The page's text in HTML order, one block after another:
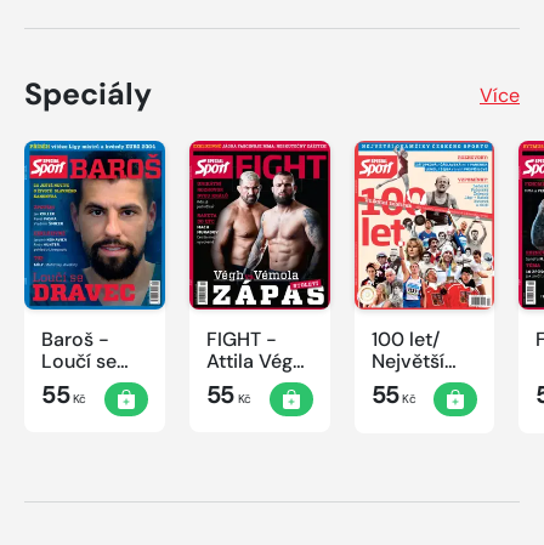
Speciály Více
Baroš -
Loučí se
dravec
55Kč
FIGHT -
Attila Végh
vs. Karlos
Vémola
55Kč
100 let/
Největší
okamžiky
českého
55Kč